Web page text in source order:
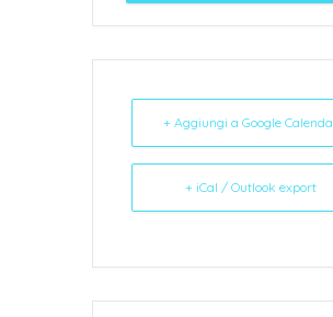
+ Aggiungi a Google
+ iCal / Outlook export